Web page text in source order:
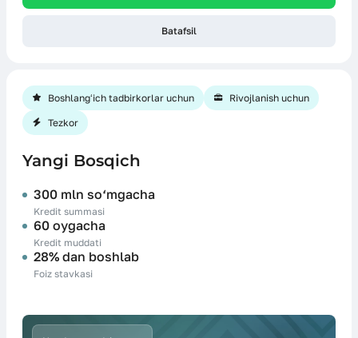
Batafsil
Boshlangʻich tadbirkorlar uchun Rivojlanish uchun
Tezkor
Yangi Bosqich
300 mln so‘mgacha
Kredit summasi
60 oygacha
Kredit muddati
28% dan boshlab
Foiz stavkasi